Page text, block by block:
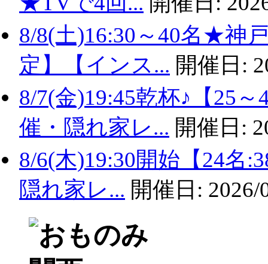
8/8(土)16:30～40名★神
定】【インス... 開催日:
8/7(金)19:45乾杯♪【25
催・隠れ家レ... 開催日:
8/6(木)19:30開始【24名
隠れ家レ... 開催日: 2026/